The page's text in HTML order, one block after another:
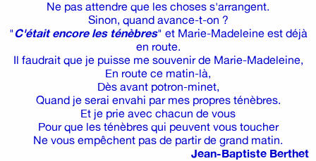
Ne pas attendre que les choses s'arrangent.
Sinon, quand avance-t-on ?
"C'était encore les ténèbres" et Marie-Madeleine est déjà
en route.
Il faudrait que je puisse me souvenir de Marie-Madeleine,
En route ce matin-là,
Dès avant potron-minet,
Quand je serai envahi par mes propres ténèbres.
Et je prie avec chacun de vous
Pour que les ténèbres qui peuvent vous toucher
Ne vous empêchent pas de partir de grand matin.
Jean-Baptiste Berthet